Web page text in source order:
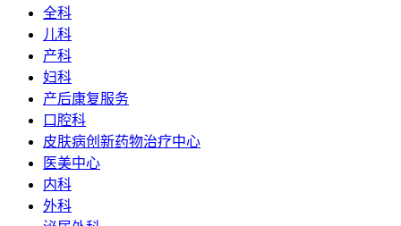
全科
儿科
产科
妇科
产后康复服务
口腔科
皮肤病创新药物治疗中心
医美中心
内科
外科